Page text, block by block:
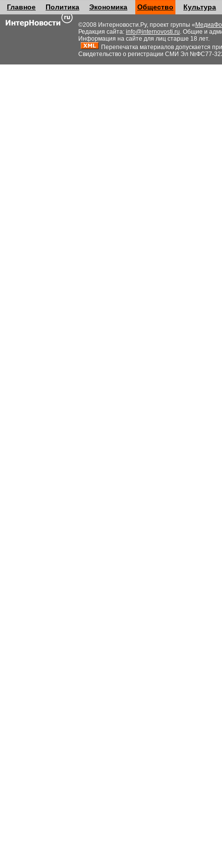
Главное Политика Экономика Общество Культура
©2008 Интерновости.Ру, проект группы «
Редакция сайта: info@internovosti.ru. Общие и
Информация на сайте для лиц старше 18 лет.
Перепечатка материалов допускается
Свидетельство о регистрации СМИ Эл №ФС77-